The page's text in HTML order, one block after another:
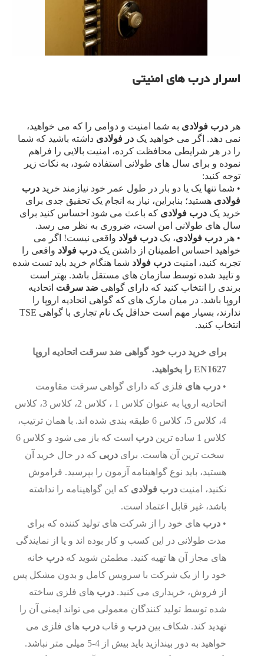
اسرار درب های امنیتی
هر درب فولادی به شما امنیت و دوامی را که می خواهید،
نمی دهد. اگر می خواهید یک در فولادی داشته باشید که شما
را در هر شرایطی محافظت کرده، امنیت بالایی را فراهم
نموده و برای سال های طولانی استفاده شود، به نکات زیر
توجه کنید:
• شما تنها یک یا دو بار در طول عمر خود نیازمند خرید درب
فولادی هستید؛ بنابراین، نیاز به انجام یک تحقیق جدی برای
خرید یک درب فولادی که باعث می شود احساس کنید برای
سال های طولانی امن است، ضروری به نظر می­ رسد.
• هر درب فولادی، یک درب فولاد واقعی نیست! اگر می
خواهید احساس اطمینان از داشتن یک درب فولاد واقعی را
تجربه کنید، امنیت درب فولاد شما هنگام خرید باید تست شده
و تایید شده توسط سازمان های مستقل باشد. بهتر است
برندی را انتخاب کنید که دارای گواهی ضد سرقت اتحادیه
اروپا باشد. در میان مارک های که گواهی اتحادیه اروپا را
ندارند، بسیار مهم است حداقل یک نام تجاری با گواهی TSE
انتخاب کنید.
برای خرید درب خود گواهی ضد سرقت اتحادیه اروپا
EN1627 را بخواهید.
• درب های فلزی که دارای گواهی سرقت مقاومت
اتحادیه اروپا به عنوان کلاس 1 ، کلاس 2، کلاس 3، کلاس
4، کلاس 5، کلاس 6 طبقه ­بندی شده ­اند. با همان ترتیب،
کلاس 1 ساده ترین
درب
است که باز می شود و کلاس 6
سخت ترین آن­ هاست. برای دربی که در حال خرید آن
هستید، باید نوع گواهینامه آزمون را بپرسید. فراموش
نکنید، امنیت درب فولادی که این گواهینامه را نداشته
باشد، غیر قابل اعتماد است.
• درب های خود را از شرکت های تولید کننده که برای
مدت طولانی در این کسب و کار بوده­ اند و یا از نمایندگی
های مجاز آن­ ها تهیه کنید. مطمئن شوید که درب خانه
خود را از یک شرکت با سرویس کامل و بدون مشکل پس
از فروش، خریداری می ­کنید. درب های فلزی ساخته
شده توسط تولید کنندگان معمولی می تواند ایمنی آن را
تهدید کند. شکاف بین درب و قاب درب های فلزی می
خواهید به دور بیندازید باید بیش از 4-5 میلی متر نباشد.